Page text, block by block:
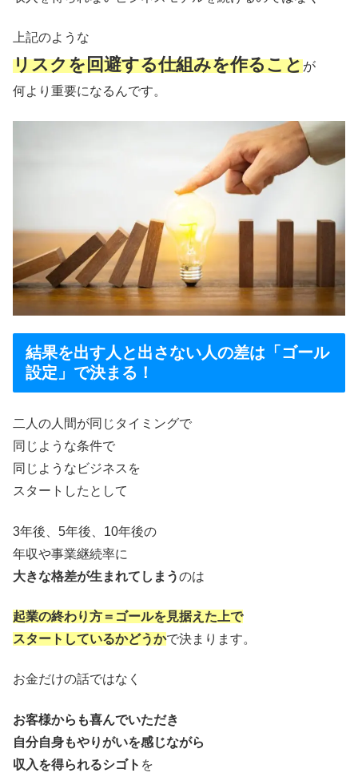
上記のような
リスクを回避する仕組みを作ることが
何より重要になるんです。
結果を出す人と出さない人の差は「ゴール
設定」で決まる！
二人の人間が同じタイミングで
同じような条件で
同じようなビジネスを
スタートしたとして
3年後、5年後、10年後の
年収や事業継続率に
大きな格差が生まれてしまうのは
起業の終わり方＝ゴールを見据えた上で
スタートしているかどうかで決まります。
お金だけの話ではなく
お客様からも喜んでいただき
自分自身もやりがいを感じながら
収入を得られるシゴト を